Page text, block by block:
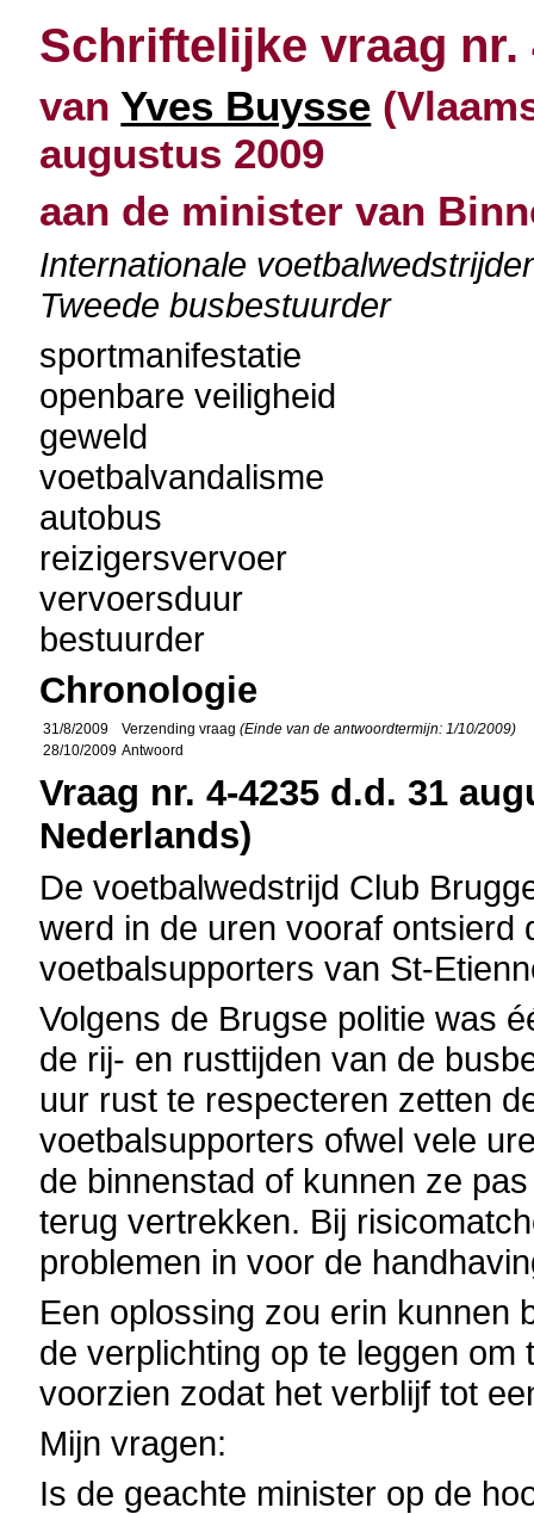
Schriftelijke vraag nr.
vanYves Buysse
augustus 2009
aan de minister van
Internationale
Tweede busbestuurder
sportmanifestatie
openbare veiligheid
geweld
voetbalvandalisme
autobus
reizigersvervoer
vervoersduur
bestuurder
Chronologie
31/8/2009 Verzending vraag(Einde van de antwoordtermijn: 1/10/2009)
28/10/2009 Antwoord
Vraag nr. 4-4235 d.d. 31
Nederlands)
De voetbalwedstrijd Club
werd in de uren vooraf ontsierd
voetbalsupporters van St-
Volgens de Brugse politie was
de rij- en rusttijden van de
uur rust te respecteren zetten
voetbalsupporters ofwel vele
de binnenstad of kunnen ze
terug vertrekken. Bij
problemen in voor de
Een oplossing zou erin kunnen
de verplichting op te leggen
voorzien zodat het verblijf tot
Mijn vragen:
Is de geachte minister op de